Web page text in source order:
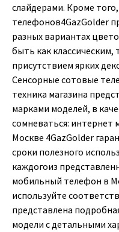
слайдерами. Кроме
телефонов4GazGolder
разных вариантах
быть как классическим,
присутствием ярких
Сенсорные сотовые
техника магазина
марками моделей, в
сомневаться: интернет
Москве 4GazGolder
сроки полезного
каждогоиз
мобильный телефон в
используйте
представлена
модели с детальными